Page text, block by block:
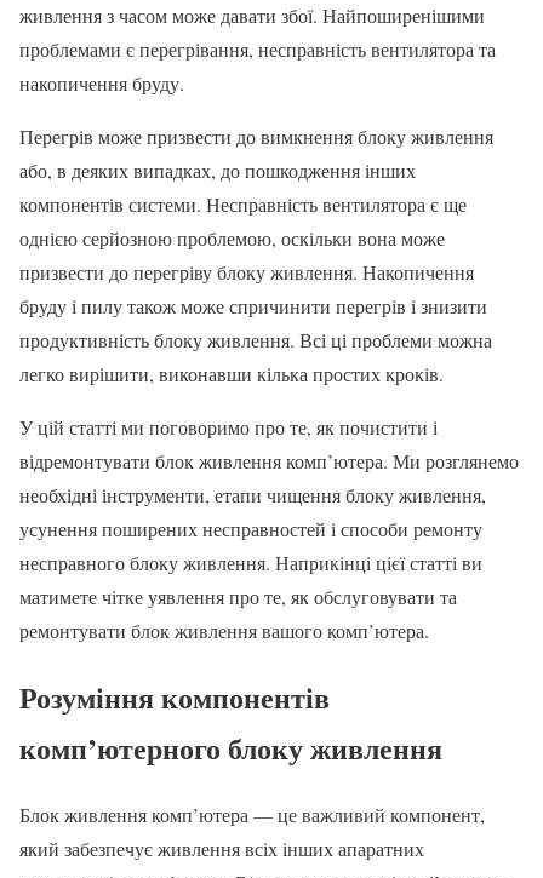
живлення з часом може давати збої. Найпоширенішими
проблемами є перегрівання, несправність вентилятора та
накопичення бруду.
Перегрів може призвести до вимкнення блоку живлення
або, в деяких випадках, до пошкодження інших
компонентів системи. Несправність вентилятора є ще
однією серйозною проблемою, оскільки вона може
призвести до перегріву блоку живлення. Накопичення
бруду і пилу також може спричинити перегрів і знизити
продуктивність блоку живлення. Всі ці проблеми можна
легко вирішити, виконавши кілька простих кроків.
У цій статті ми поговоримо про те, як почистити і
відремонтувати блок живлення комп’ютера. Ми розглянемо
необхідні інструменти, етапи чищення блоку живлення,
усунення поширених несправностей і способи ремонту
несправного блоку живлення. Наприкінці цієї статті ви
матимете чітке уявлення про те, як обслуговувати та
ремонтувати блок живлення вашого комп’ютера.
Розуміння компонентів
комп’ютерного блоку живлення
Блок живлення комп’ютера — це важливий компонент,
який забезпечує живлення всіх інших апаратних